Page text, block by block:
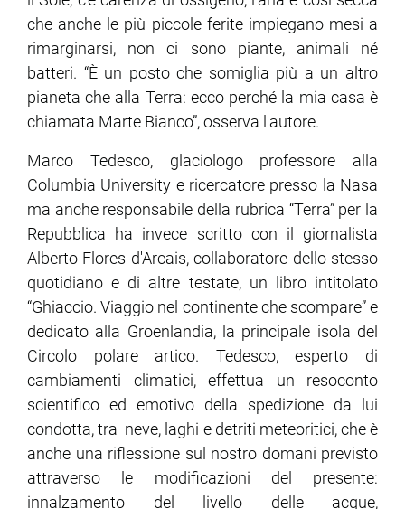
che anche le più piccole ferite impiegano mesi a
rimarginarsi, non ci sono piante, animali né
batteri. “È un posto che somiglia più a un altro
pianeta che alla Terra: ecco perché la mia casa è
chiamata Marte Bianco”, osserva l'autore.
Marco Tedesco, glaciologo professore alla
Columbia University e ricercatore presso la Nasa
ma anche responsabile della rubrica “Terra” per la
Repubblica ha invece scritto con il giornalista
Alberto Flores d'Arcais, collaboratore dello stesso
quotidiano e di altre testate, un libro intitolato
“Ghiaccio. Viaggio nel continente che scompare” e
dedicato alla Groenlandia, la principale isola del
Circolo polare artico. Tedesco, esperto di
cambiamenti climatici, effettua un resoconto
scientifico ed emotivo della spedizione da lui
condotta, tra neve, laghi e detriti meteoritici, che è
anche una riflessione sul nostro domani previsto
attraverso le modificazioni del presente:
innalzamento del livello delle acque,